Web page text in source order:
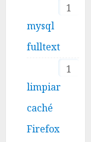
1
mysql
fulltext
1
limpiar
caché
Firefox